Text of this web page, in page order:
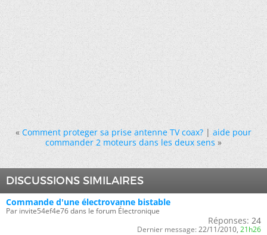
« Comment proteger sa prise antenne TV coax?|aide pour
commander 2 moteurs dans les deux sens »
DISCUSSIONS SIMILAIRES
Commande d'une électrovanne bistable
Par invite54ef4e76 dans le forum Électronique
Réponses: 24
Dernier message: 22/11/2010, 21h26